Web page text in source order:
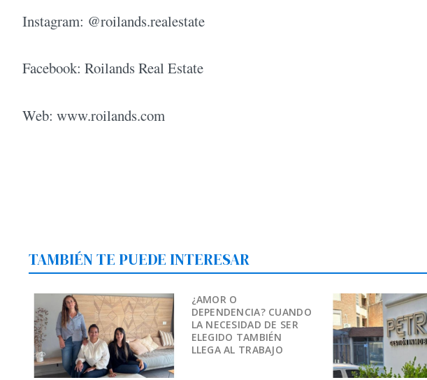
Instagram: @roilands.realestate
Facebook: Roilands Real Estate
Web: www.roilands.com
TAMBIÉN TE PUEDE INTERESAR
¿AMOR O
DEPENDENCIA? CUANDO
LA NECESIDAD DE SER
ELEGIDO TAMBIÉN
LLEGA AL TRABAJO